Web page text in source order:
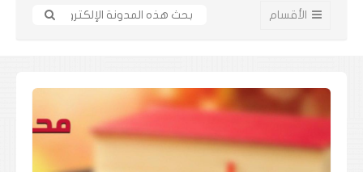
الأقسام